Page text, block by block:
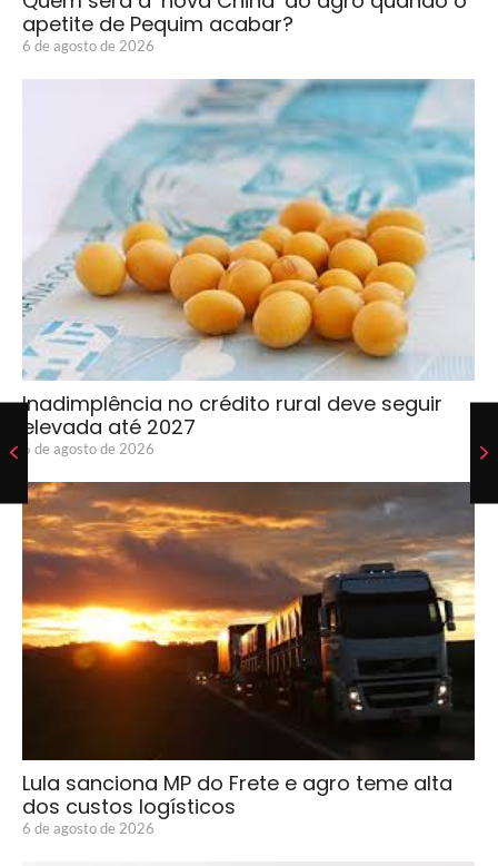
apetite de Pequim acabar?
6 de agosto de 2026
Inadimplência no crédito rural deve seguir
elevada até 2027
6 de agosto de 2026
Lula sanciona MP do Frete e agro teme alta
dos custos logísticos
6 de agosto de 2026